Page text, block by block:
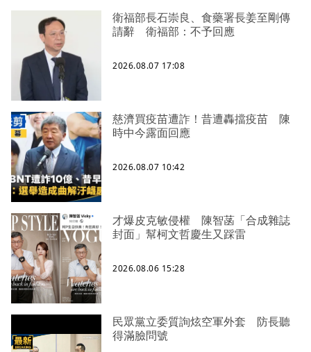
衛福部長石崇良、食藥署長姜至剛傳
請辭 衛福部：不予回應
2026.08.07 17:08
慈濟買疫苗遭詐！昔遭轟擋疫苗 陳
時中今露面回應
2026.08.07 10:42
才爆皮克敏侵權 陳智菡「合成雜誌
封面」幫柯文哲慶生又踩雷
2026.08.06 15:28
民眾黨立委質詢炫空軍外套 防長聽
得滿臉問號